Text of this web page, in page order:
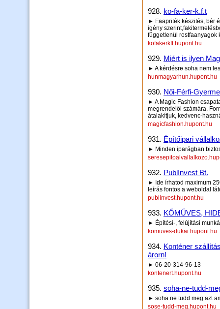
928. ko-fa-ker-k.f.t
► Faapriték készités, bér
igény
függetlenül rostfaanyagok
kofakerkft.hupont.hu
929. Miért is ilyen
► A kérdésre soha nem
hunmagyarhun.hupont.hu
930. Női-Férfi-
► A Magic Fashion
megrendelői számára.
átalakítjuk, kedvenc-
magicfashion.hupont.hu
931. Építőipari
► Minden iparágban
932. PublInvest Bt.
► Ide írhatod maximum
leírás fontos a weboldal
publinvest.hupont.hu
933. KŐMŰVES,
► Építési-, felújítási
komuves-dukai.hupont.hu
934. Konténer
árorn!
► 06-20-314-96-13
kontenert.hupont.hu
935. soha-ne-tudd-
► soha ne tudd meg azt
sose-tudd-meg.hupont.hu